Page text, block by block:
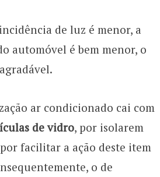
de luz é menor, a
automóvel é bem menor, o
ar condicionado cai com
de vidro, por isolarem
facilitar a ação deste item
o de